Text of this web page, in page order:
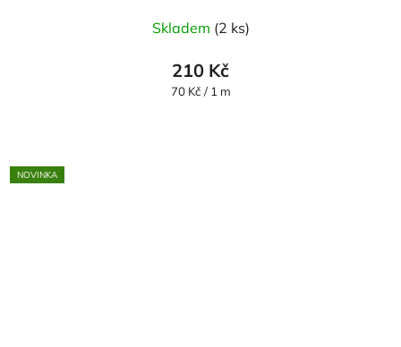
Skladem (2 ks)
210 Kč
Měrná
70 Kč / 1 m
NOVINKA